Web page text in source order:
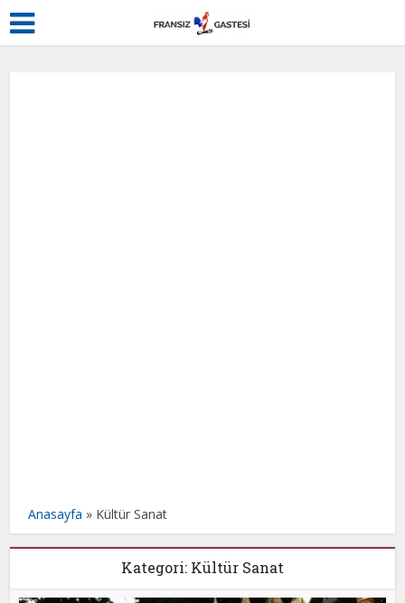
Anasayfa » Kültür Sanat
Kategori: Kültür Sanat